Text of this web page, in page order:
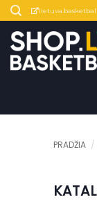
Skip
to
content
lietuva.basketball
PRADŽIA /